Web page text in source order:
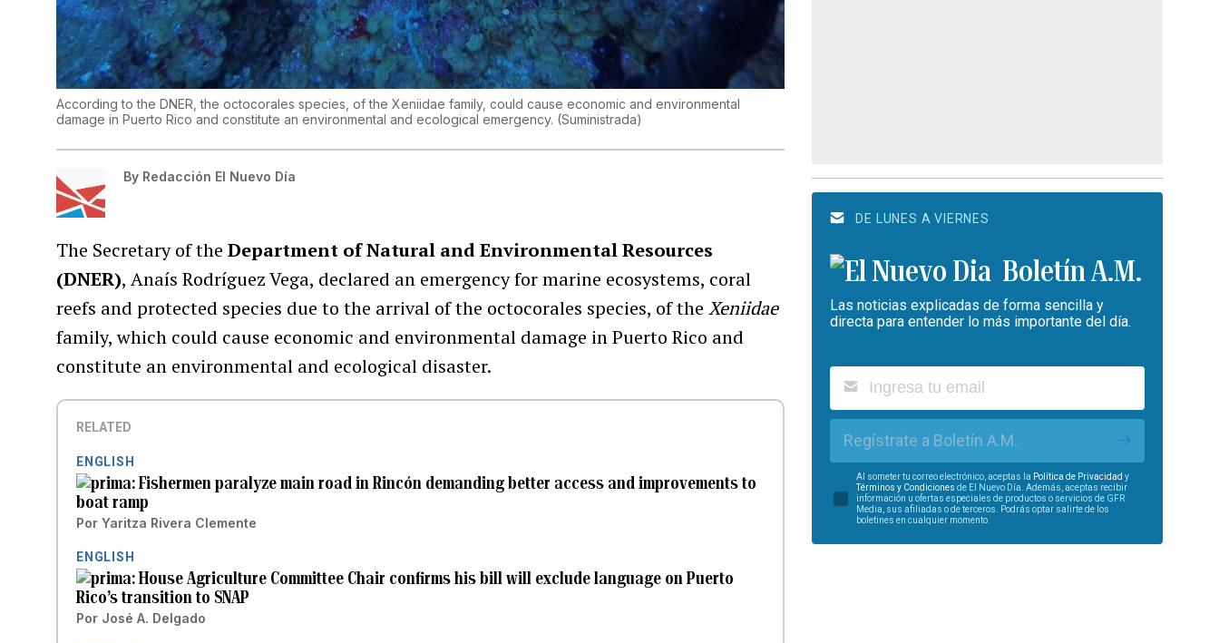
According to the DNER, the octocorales species, of the Xeniidae family, could cause economic and environmental
damage in Puerto Rico and constitute an environmental and ecological emergency. (Suministrada)
By Redacción El Nuevo Día
The Secretary of theDepartment of Natural and Environmental Resources
(DNER), Anaís Rodríguez Vega, declared an emergency for marine ecosystems, coral
reefs and protected species due to the arrival of the octocorales species, of theXeniidae
family, which could cause economic and environmental damage in Puerto Rico and
constitute an environmental and ecological disaster.
RELATED
ENGLISH
Fishermen paralyze main road in Rincón demanding better access and improvements to
boat ramp
Por Yaritza Rivera Clemente
ENGLISH
House Agriculture Committee Chair confirms his bill will exclude language on Puerto
Rico’s transition to SNAP
Por José A. Delgado
DE LUNES A VIERNES
Boletín A.M.
Las noticias explicadas de forma sencilla y
directa para entender lo más importante del día.
Regístrate a Boletín A.M.
Al someter tu correo electrónico, aceptas la Política de Privacidad y
Términos y Condiciones de El Nuevo Día. Además, aceptas recibir
información u ofertas especiales de productos o servicios de GFR
Media, sus afiliadas o de terceros. Podrás optar salirte de los
boletines en cualquier momento.